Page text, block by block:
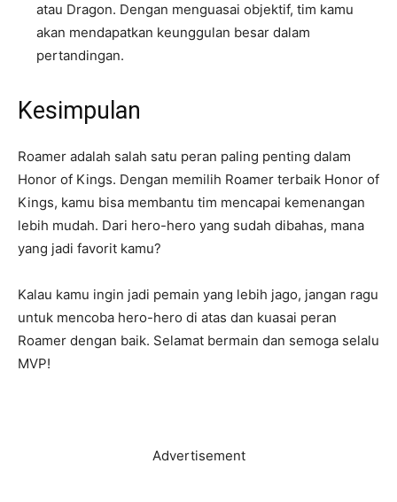
atau Dragon. Dengan menguasai objektif, tim kamu
akan mendapatkan keunggulan besar dalam
pertandingan.
Kesimpulan
Roamer adalah salah satu peran paling penting dalam
Honor of Kings. Dengan memilih Roamer terbaik Honor of
Kings, kamu bisa membantu tim mencapai kemenangan
lebih mudah. Dari hero-hero yang sudah dibahas, mana
yang jadi favorit kamu?
Kalau kamu ingin jadi pemain yang lebih jago, jangan ragu
untuk mencoba hero-hero di atas dan kuasai peran
Roamer dengan baik. Selamat bermain dan semoga selalu
MVP!
Advertisement